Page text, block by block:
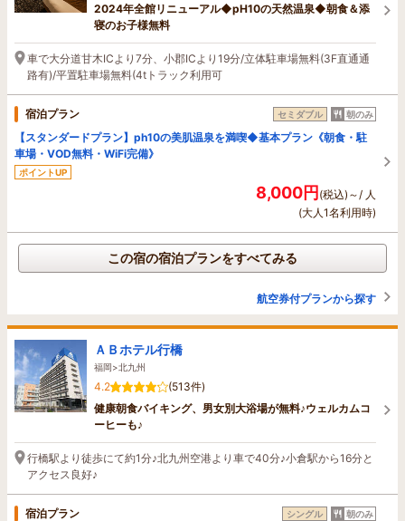
2024年全館リニューアル◆pH10の天然温泉◆朝食＆添
寝のお子様無料
車で大分道甘木ICより7分、小郡ICより19分/立体駐車場無料(3F直通通
路有)/平置駐車場無料(4tトラック利用可
宿泊プラン セミダブル 朝のみ
【スタンダードプラン】ph10の美肌温泉を満喫◆基本プラン《朝食・駐
車場・VOD無料・WiFi完備》
ポイントUP
8,000円(税込)～/ 人
(大人1名利用時)
この宿の宿泊プランをすべてみる
航空券付プランから探す
ＡＢホテル行橋
福岡>北九州
4.2
(513件)
健康朝食バイキング、男女別大浴場が無料♪ウェルカムコ
ーヒーも♪
行橋駅より徒歩にて約1分♪北九州空港より車で40分♪小倉駅から16分と
アクセス良好♪
宿泊プラン シングル 朝のみ